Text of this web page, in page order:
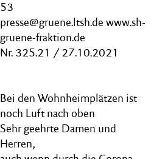
53
presse@gruene.ltsh.de www.sh-
gruene-fraktion.de
Nr. 325.21 / 27.10.2021
Bei den Wohnheimplätzen ist
noch Luft nach oben
Sehr geehrte Damen und
Herren,